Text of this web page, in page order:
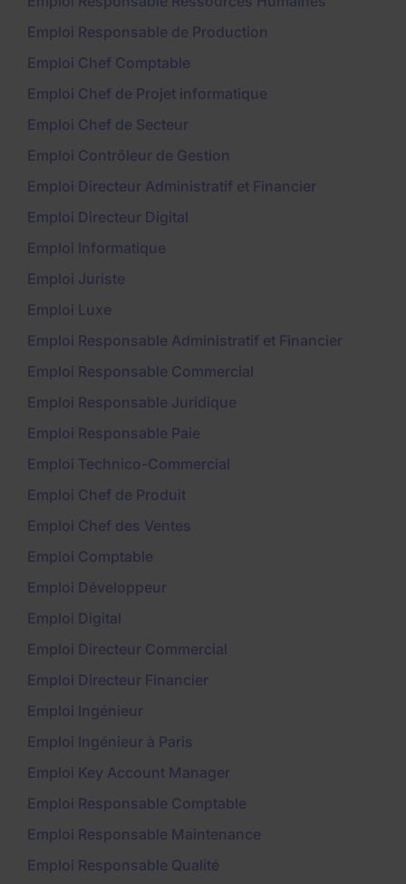
Emploi Responsable de Production
Emploi Chef Comptable
Emploi Chef de Projet informatique
Emploi Chef de Secteur
Emploi Contrôleur de Gestion
Emploi Directeur Administratif et Financier
Emploi Directeur Digital
Emploi Informatique
Emploi Juriste
Emploi Luxe
Emploi Responsable Administratif et Financier
Emploi Responsable Commercial
Emploi Responsable Juridique
Emploi Responsable Paie
Emploi Technico-Commercial
Emploi Chef de Produit
Emploi Chef des Ventes
Emploi Comptable
Emploi Développeur
Emploi Digital
Emploi Directeur Commercial
Emploi Directeur Financier
Emploi Ingénieur
Emploi Ingénieur à Paris
Emploi Key Account Manager
Emploi Responsable Comptable
Emploi Responsable Maintenance
Emploi Responsable Qualité